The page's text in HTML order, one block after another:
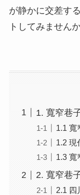
が静かに交差す
トしてみません
1. 寬窄巷
1.1 寬
1.2 現
1.3 寬
2. 寬窄巷
2.1 四